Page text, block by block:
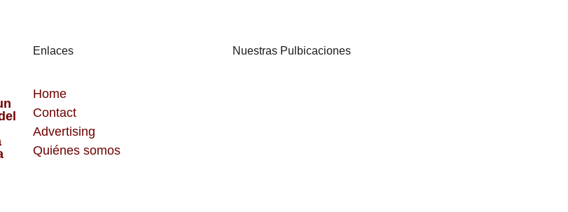
Enlaces
Home
Contact
Advertising
Quiénes somos
Nuestras Pulbicaciones